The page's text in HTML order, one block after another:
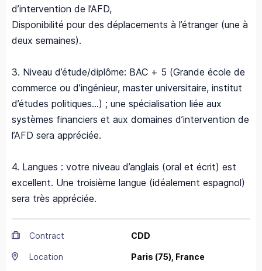
d’intervention de l’AFD,
Disponibilité pour des déplacements à l’étranger (une à
deux semaines).
3. Niveau d’étude/diplôme: BAC + 5 (Grande école de
commerce ou d’ingénieur, master universitaire, institut
d’études politiques...) ; une spécialisation liée aux
systèmes financiers et aux domaines d’intervention de
l’AFD sera appréciée.
4. Langues : votre niveau d’anglais (oral et écrit) est
excellent. Une troisième langue (idéalement espagnol)
sera très appréciée.
Contract CDD
Location Paris (75), France